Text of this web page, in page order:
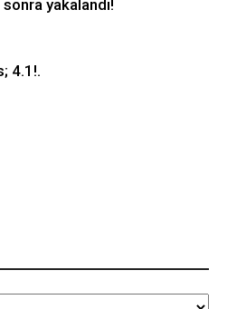
sonra yakalandı!
4.1!.